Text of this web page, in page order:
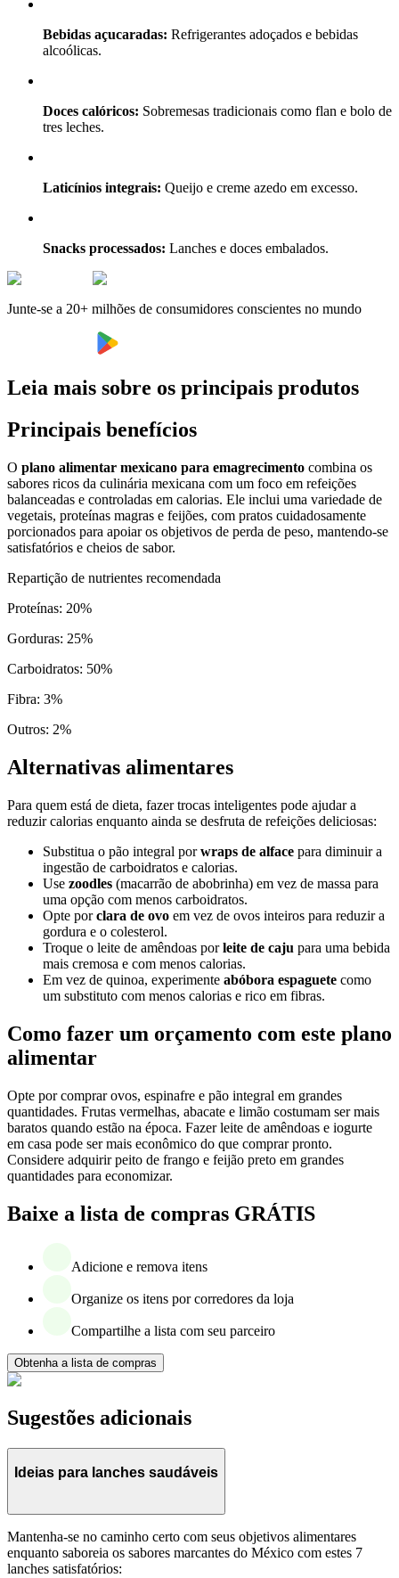
Bebidas açucaradas: Refrigerantes adoçados e bebidas
alcoólicas.
Doces calóricos: Sobremesas tradicionais como flan e bolo de
tres leches.
Laticínios integrais: Queijo e creme azedo em excesso.
Snacks processados: Lanches e doces embalados.
Junte-se a 20+ milhões de consumidores conscientes no mundo
Leia mais sobre os principais produtos
Principais benefícios
O plano alimentar mexicano para emagrecimento combina os
sabores ricos da culinária mexicana com um foco em refeições
balanceadas e controladas em calorias. Ele inclui uma variedade de
vegetais, proteínas magras e feijões, com pratos cuidadosamente
porcionados para apoiar os objetivos de perda de peso, mantendo-se
satisfatórios e cheios de sabor.
Repartição de nutrientes recomendada
Proteínas: 20%
Gorduras: 25%
Carboidratos: 50%
Fibra: 3%
Outros: 2%
Alternativas alimentares
Para quem está de dieta, fazer trocas inteligentes pode ajudar a
reduzir calorias enquanto ainda se desfruta de refeições deliciosas:
Substitua o pão integral porwraps de alface para diminuir a
ingestão de carboidratos e calorias.
Use zoodles (macarrão de abobrinha) em vez de massa para
uma opção com menos carboidratos.
Opte porclara de ovo em vez de ovos inteiros para reduzir a
gordura e o colesterol.
Troque o leite de amêndoas porleite de caju para uma bebida
mais cremosa e com menos calorias.
Em vez de quinoa, experimente abóbora espaguete como
um substituto com menos calorias e rico em fibras.
Como fazer um orçamento com este plano
alimentar
Opte por comprar ovos, espinafre e pão integral em grandes
quantidades. Frutas vermelhas, abacate e limão costumam ser mais
baratos quando estão na época. Fazer leite de amêndoas e iogurte
em casa pode ser mais econômico do que comprar pronto.
Considere adquirir peito de frango e feijão preto em grandes
quantidades para economizar.
Baixe a lista de compras GRÁTIS
Adicione e remova itens
Organize os itens por corredores da loja
Compartilhe a lista com seu parceiro
Obtenha a lista de compras
Sugestões adicionais
Ideias para lanches saudáveis
Mantenha-se no caminho certo com seus objetivos alimentares
enquanto saboreia os sabores marcantes do México com estes 7
lanches satisfatórios: